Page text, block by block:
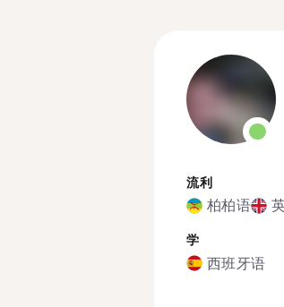
流利
柏柏语
学
西班牙语